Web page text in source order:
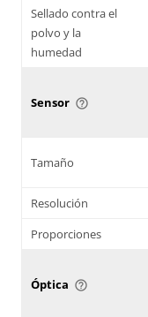
Sellado contra el
polvo y la
humedad
Sensor help_outline
Tamaño
Resolución
Proporciones
Óptica help_outline